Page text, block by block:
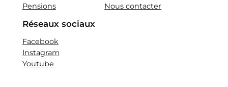
Pensions
Nous contacter
Réseaux sociaux
Facebook
Instagram
Youtube